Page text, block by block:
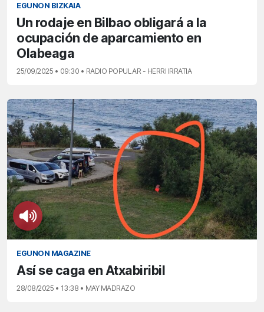
EGUNON BIZKAIA
Un rodaje en Bilbao obligará a la
ocupación de aparcamiento en
Olabeaga
25/09/2025 • 09:30 • RADIO POPULAR - HERRI IRRATIA
EGUNON MAGAZINE
Así se caga en Atxabiribil
28/08/2025 • 13:38 • MAY MADRAZO